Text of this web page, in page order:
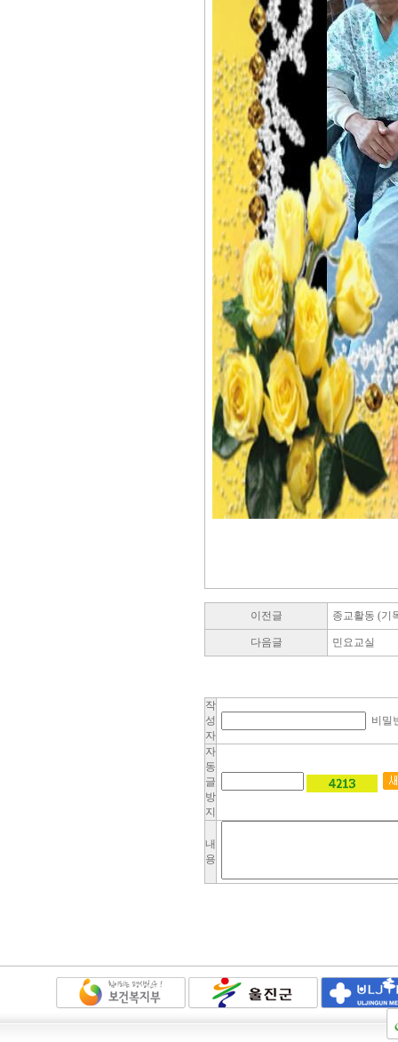
이전글 종교활동 (기
다음글 민요교실
작
성
자
비밀
자
동
글
방
지
내
용